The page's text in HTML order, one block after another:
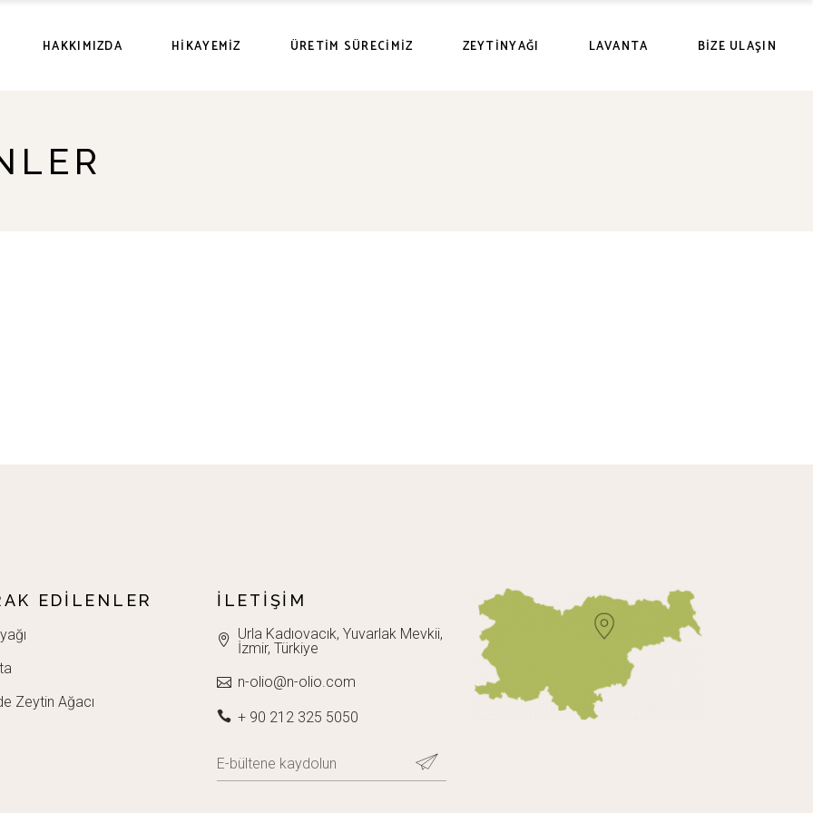
HAKKIMIZDA HIKAYEMIZ ÜRETIM SÜRECIMIZ ZEYTINYAĞI LAVANTA BIZE ULAŞIN
EDILENLER
Zeytin Ağacı
İLETIŞIM
Urla Kadıovacık, Yuvarlak Mevkii,
İzmir, Türkiye
n-olio@n-olio.com
+ 90 212 325 5050